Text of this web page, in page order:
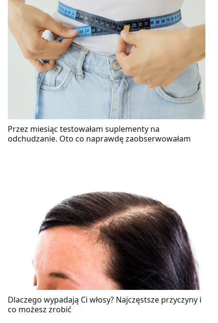
Przez miesiąc testowałam suplementy na
odchudzanie. Oto co naprawdę zaobserwowałam
Dlaczego wypadają Ci włosy? Najczęstsze przyczyny i
co możesz zrobić